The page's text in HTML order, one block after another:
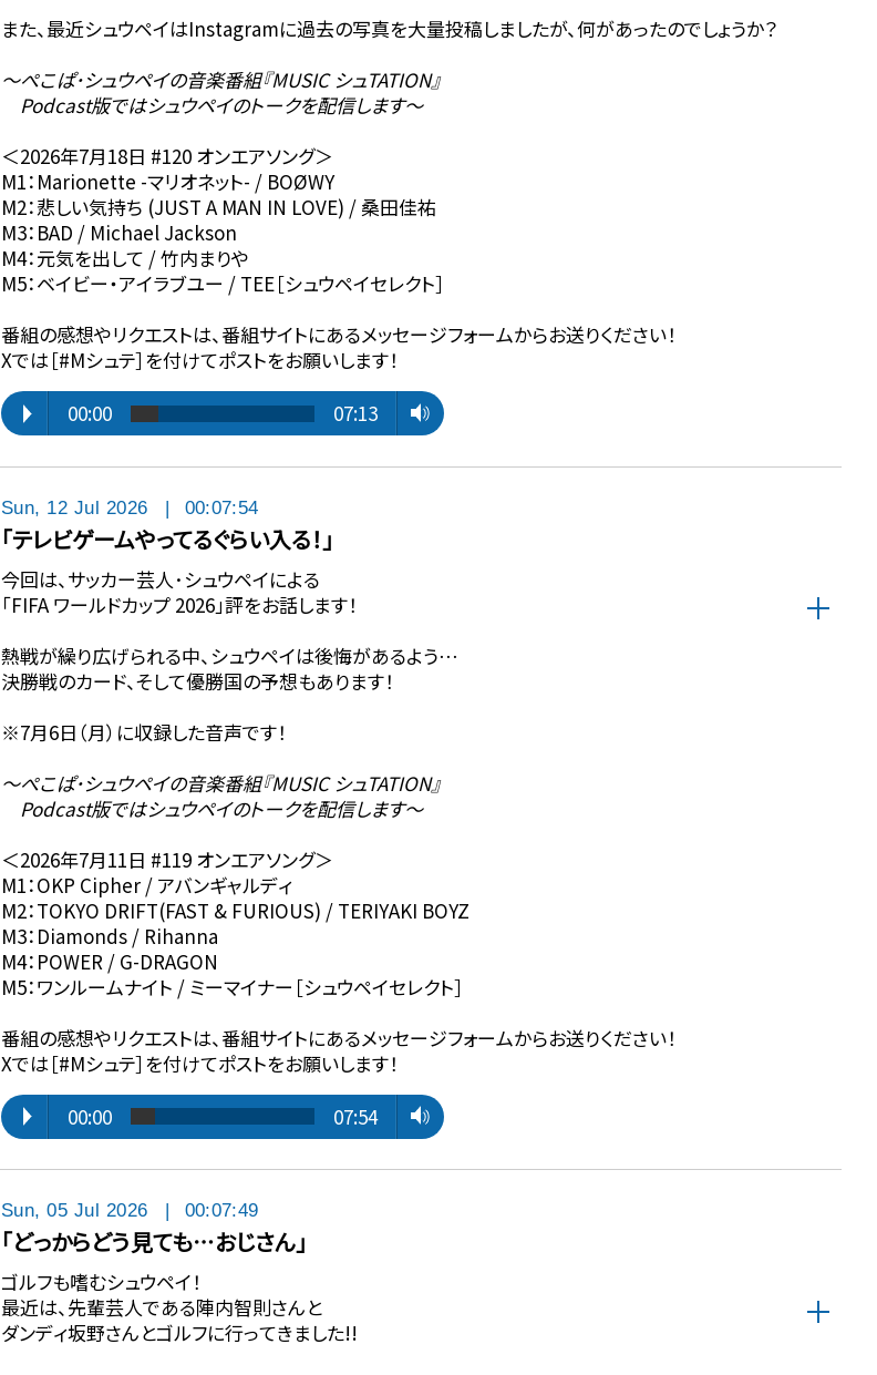
また、最近シュウペイはInstagramに過去の写真を大量投稿しましたが、何があったのでしょうか？
〜ぺこぱ･シュウペイの音楽番組『MUSIC シュTATION』
Podcast版ではシュウペイのトークを配信します〜
＜2026年7月18日 #120 オンエアソング＞
M1：Marionette -マリオネット- / BOØWY
M2：悲しい気持ち (JUST A MAN IN LOVE) / 桑田佳祐
M3：BAD / Michael Jackson
M4：元気を出して / 竹内まりや
M5：ベイビー・アイラブユー / TEE［シュウペイセレクト］
番組の感想やリクエストは、番組サイトにあるメッセージフォームからお送りください！
Xでは［#Mシュテ］を付けてポストをお願いします！
00:00
07:13
Sun, 12 Jul 2026 | 00:07:54
「テレビゲームやってるぐらい入る！」
今回は、サッカー芸人･シュウペイによる
「FIFA ワールドカップ 2026」評をお話します！
熱戦が繰り広げられる中、シュウペイは後悔があるよう⋯
決勝戦のカード、そして優勝国の予想もあります！
※7月6日（月）に収録した音声です！
〜ぺこぱ･シュウペイの音楽番組『MUSIC シュTATION』
Podcast版ではシュウペイのトークを配信します〜
＜2026年7月11日 #119 オンエアソング＞
M1：OKP Cipher / アバンギャルディ
M2：TOKYO DRIFT(FAST & FURIOUS) / TERIYAKI BOYZ
M3：Diamonds / Rihanna
M4：POWER / G-DRAGON
M5：ワンルームナイト / ミーマイナー［シュウペイセレクト］
番組の感想やリクエストは、番組サイトにあるメッセージフォームからお送りください！
Xでは［#Mシュテ］を付けてポストをお願いします！
00:00
07:54
Sun, 05 Jul 2026 00:07:49
「どっからどう見ても⋯おじさん」
ゴルフも嗜むシュウペイ！
最近は、先輩芸人である陣内智則さんと
ダンディ坂野さんとゴルフに行ってきました!!